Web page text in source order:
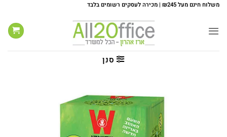
Skip
content
משלוח חינם מעל ₪245 | מכירה לעסקים רשומים בלבד
סנן